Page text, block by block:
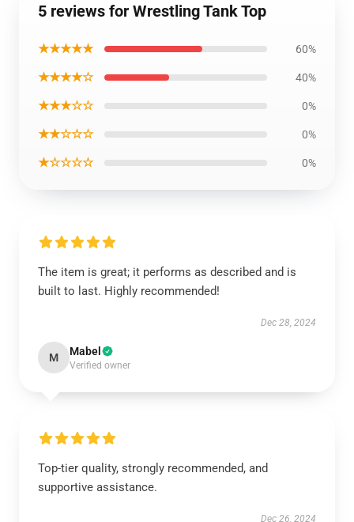
5 reviews for Wrestling Tank Top
★★★★★ 60%
★★★★☆ 40%
★★★☆☆ 0%
★★☆☆☆ 0%
★☆☆☆☆ 0%
The item is great; it performs as described and is
built to last. Highly recommended!
Dec 28, 2024
M Mabel
Verified owner
Top-tier quality, strongly recommended, and
supportive assistance.
Dec 26, 2024